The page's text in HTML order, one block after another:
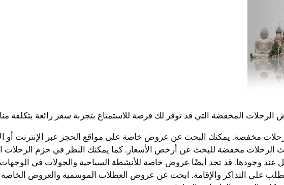
المخفضة التي قد توفر لك فرصة للاستمتاع بتجربة سفر رائعة بتكلفة
رحلات مخفضة. يمكنك البحث عن عروض خاصة على مواقع الحجز عبر الإنترنت
مخفضة للبحث عن أرخص الأسعار. كما يمكنك النظر في حزم الرحلات
وجودها. قد تجد أيضًا عروض خاصة للأنشطة السياحية والجولات في الوجهات
على التذاكر والإقامة. ابحث عن عروض العطلات الموسمية والعروض الخاصة